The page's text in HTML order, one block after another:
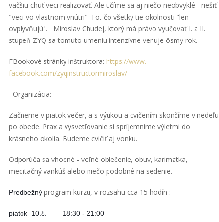
väčšiu chuť veci realizovať. Ale učíme sa aj niečo neobvyklé - riešiť
"veci vo vlastnom vnútri". To, čo všetky tie okolnosti "len
ovplyvňujú". Miroslav Chudej, ktorý má právo vyučovať I. a II.
stupeň ZYQ sa tomuto umeniu intenzívne venuje ôsmy rok.
FBookové stránky inštruktora: https://www.
facebook.com/zyqinstructormiroslav/
Organizácia:
Začneme v piatok večer, a s výukou a cvičením skončíme v nedeľu
po obede. Prax a vysvetľovanie si spríjemníme výletmi do
krásneho okolia. Budeme cvičiť aj vonku.
Odporúča sa vhodné - voľné oblečenie, obuv, karimatka,
meditačný vankúš alebo niečo podobné na sedenie.
Predbežný program kurzu, v rozsahu cca 15 hodín :
piatok 10.8. 18:30 - 21:00